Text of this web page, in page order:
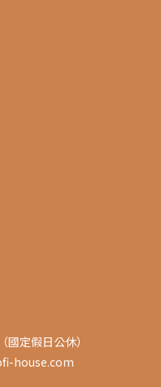
定假日公休）
house.com